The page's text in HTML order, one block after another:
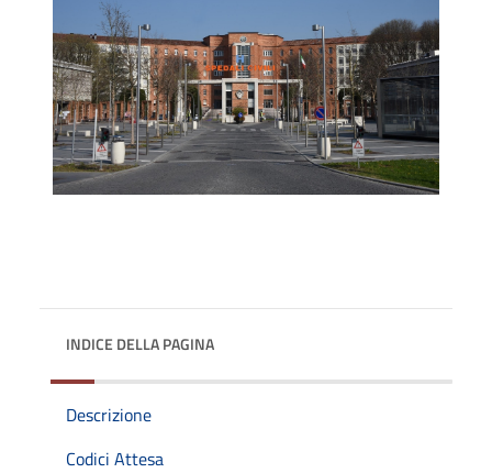
INDICE DELLA PAGINA
Descrizione
Codici Attesa